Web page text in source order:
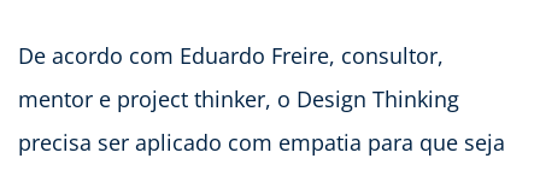
De acordo com Eduardo Freire, consultor,
mentor e project thinker, o Design Thinking
precisa ser aplicado com empatia para que seja